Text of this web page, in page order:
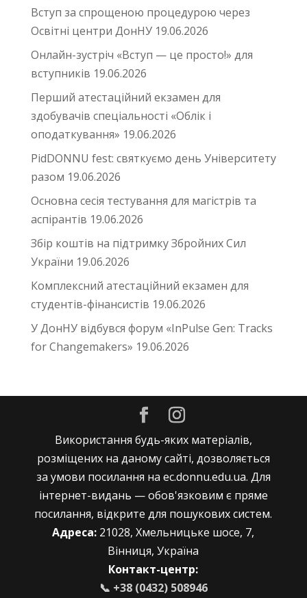
Вступ за спрощеною процедурою через
Освітні центри ДонНУ 19.06.2026
Онлайн-зустріч «Вступ — це просто!» для
вступників 19.06.2026
Перший атестаційний екзамен для
здобувачів спеціальності «Облік і
оподаткування» 19.06.2026
PidDONNU fest: святкуємо день Університету
разом 19.06.2026
Основна сесія тестування для магістрів та
аспірантів 19.06.2026
Збір коштів на підтримку Збройних Сил
України 19.06.2026
Комплексний атестаційний екзамен для
студентів-фінансистів 19.06.2026
У ДонНУ відбувся форум «InPulse Gen: Tracks
for Changemakers» 19.06.2026
Використання будь-яких матеріалів,
розміщених на даному сайті, дозволяється
за умови посилання на ec.donnu.edu.ua. Для
інтернет-видань — обов'язковим є пряме
посилання, відкрите для пошукових систем.
Адреса: 21028, Хмельницьке шосе, 7,
Вінниця, Україна
Контакт-центр:
📞 +38 (0432) 508946